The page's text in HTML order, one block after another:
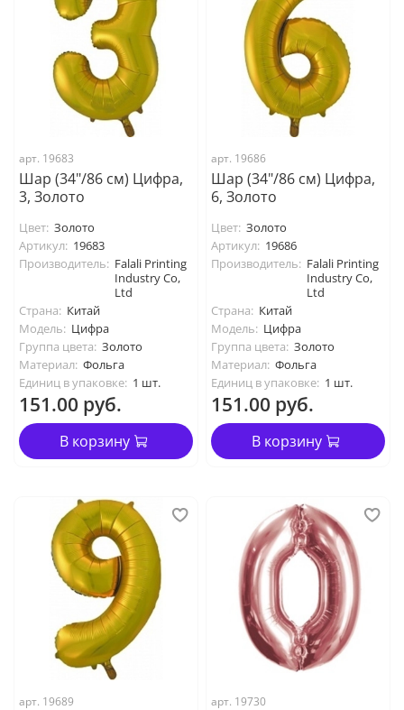
арт. 19683
Шар (34"/86 см) Цифра,
3, Золото
Цвет: Золото
Артикул: 19683
Производитель: Falali Printing
Industry Co,
Ltd
Страна: Китай
Модель: Цифра
Группа цвета: Золото
Материал: Фольга
Единиц в упаковке: 1 шт.
151.00 руб.
В корзину
арт. 19686
Шар (34"/86 см) Цифра,
6, Золото
Цвет: Золото
Артикул: 19686
Производитель: Falali Printing
Industry Co,
Ltd
Страна: Китай
Модель: Цифра
Группа цвета: Золото
Материал: Фольга
Единиц в упаковке: 1 шт.
151.00 руб.
В корзину
арт. 19689 арт. 19730